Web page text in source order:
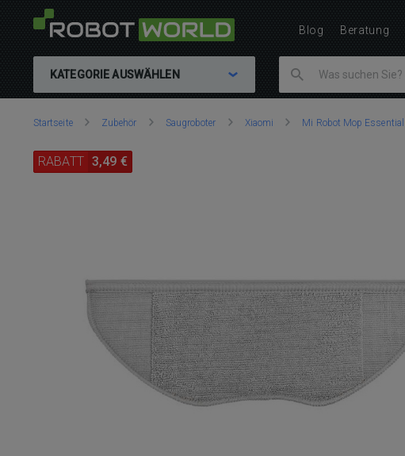
KATEGORIE AUSWÄHLEN
Sie
hier:
Startseite Zubehör Saugroboter Xiaomi Mi Robot Mop Essential
RABATT 3,49 €
Blog Beratung